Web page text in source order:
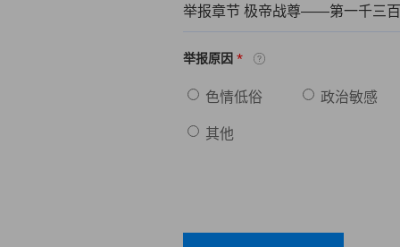
举报章节 极帝战尊——第一千三
举报原因 *
色情低俗 政治敏感
其他